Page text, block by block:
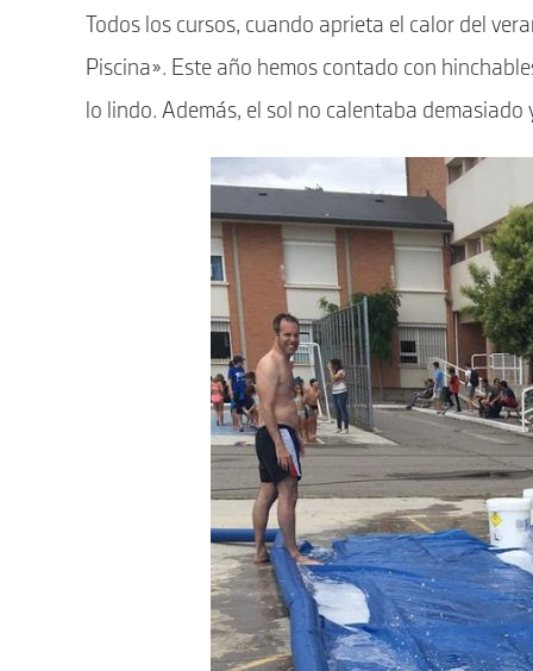
Todos los cursos, cuando aprieta el calor del
Piscina». Este año hemos contado con
lo lindo. Además, el sol no calentaba